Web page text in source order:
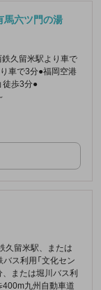
六ツ門の湯
久留米駅より車で
車で3分●福岡空港
徒歩3分●
久留米駅、または
ス利用「文化セン
、または堀川バス利
400m九州自動車道